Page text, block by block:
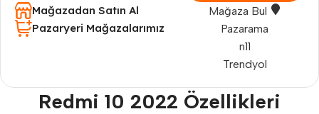
Mağazadan Satın Al
Mağaza Bul
Pazaryeri Mağazalarımız
Trendyol
n11
Pazarama
Redmi 10 2022 Özellikleri